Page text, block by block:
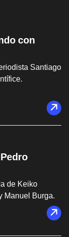
con
Santiago
de Keiko
Manuel Burga.